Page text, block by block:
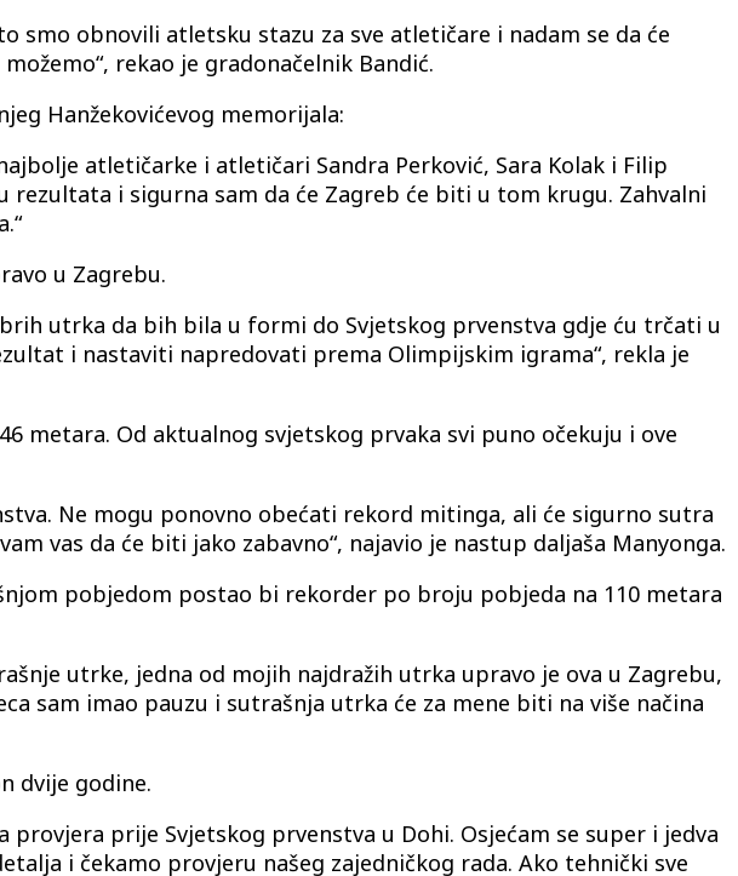
smo obnovili atletsku stazu za sve atletičare i nadam se da će
rekao je gradonačelnik Bandić.
Hanžekovićevog memorijala:
atletičarke i atletičari Sandra Perković, Sara Kolak i Filip
i sigurna sam da će Zagreb će biti u tom krugu. Zahvalni
u Zagrebu.
utrka da bih bila u formi do Svjetskog prvenstva gdje ću trčati u
i nastaviti napredovati prema Olimpijskim igrama“, rekla je
metara. Od aktualnog svjetskog prvaka svi puno očekuju i ove
Ne mogu ponovno obećati rekord mitinga, ali će sigurno sutra
vas da će biti jako zabavno“, najavio je nastup daljaša Manyonga.
pobjedom postao bi rekorder po broju pobjeda na 110 metara
utrke, jedna od mojih najdražih utrka upravo je ova u Zagrebu,
sam imao pauzu i sutrašnja utrka će za mene biti na više načina
dvije godine.
prije Svjetskog prvenstva u Dohi. Osjećam se super i jedva
i čekamo provjeru našeg zajedničkog rada. Ako tehnički sve